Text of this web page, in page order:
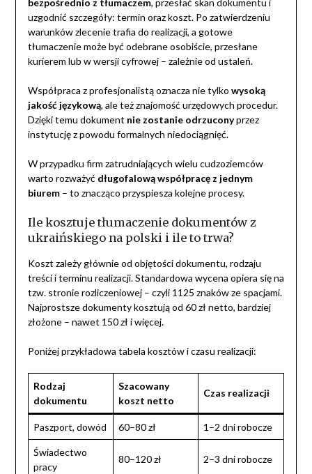
bezpośrednio z tłumaczem, przesłać skan dokumentu i
uzgodnić szczegóły: termin oraz koszt. Po zatwierdzeniu
warunków zlecenie trafia do realizacji, a gotowe
tłumaczenie może być odebrane osobiście, przesłane
kurierem lub w wersji cyfrowej – zależnie od ustaleń.
Współpraca z profesjonalistą oznacza nie tylko wysoką
jakość językową, ale też znajomość urzędowych procedur.
Dzięki temu dokument nie zostanie odrzuconyprzez
instytucję z powodu formalnych niedociągnięć.
W przypadku firm zatrudniających wielu cudzoziemców
warto rozważyć długofalową współpracę z jednym
biurem– to znacząco przyspiesza kolejne procesy.
Ile kosztuje tłumaczenie dokumentów z
ukraińskiego na polski i ile to trwa?
Koszt zależy głównie od objętości dokumentu, rodzaju
treści i terminu realizacji. Standardowa wycena opiera się na
tzw. stronie rozliczeniowej – czyli 1125 znaków ze spacjami.
Najprostsze dokumenty kosztują od 60 zł netto, bardziej
złożone – nawet 150 zł i więcej.
Poniżej przykładowa tabela kosztów i czasu realizacji:
Rodzaj
dokumentu
Szacowany
koszt netto
Czas realizacji
Paszport, dowód 60–80 zł 1–2 dni robocze
Świadectwo
pracy
80–120 zł 2–3 dni robocze